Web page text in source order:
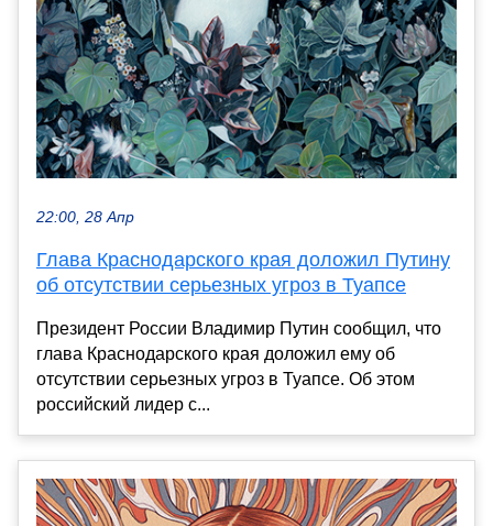
22:00, 28 Апр
Глава Краснодарского края доложил Путину
об отсутствии серьезных угроз в Туапсе
Президент России Владимир Путин сообщил, что
глава Краснодарского края доложил ему об
отсутствии серьезных угроз в Туапсе. Об этом
российский лидер с...